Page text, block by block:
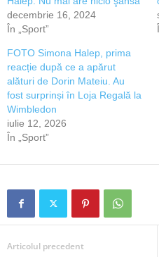
decembrie 16, 2024
În „Sport”
FOTO Simona Halep, prima
reacție după ce a apărut
alături de Dorin Mateiu. Au
fost surprinși în Loja Regală la
Wimbledon
iulie 12, 2026
În „Sport”
Articolul precedent